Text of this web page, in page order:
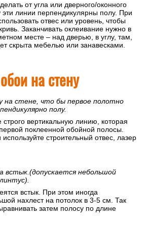
от угла или дверного/оконного
эти линии перпендикулярны полу. При
отвес или уровень, чтобы
Заканчивать оклеивание нужно в
месте – над дверью, в углу, там,
скрыта мебелью или занавесками.
на стену
на стене, что бы первое полотно
полу.
строго вертикальную линию, которая
поклеенной обойной полосы.
строительный отвес, лазер
небольшой
встык. При этом иногда
нахлест на потолок в 3-5 см. Так
затем полосу по длине